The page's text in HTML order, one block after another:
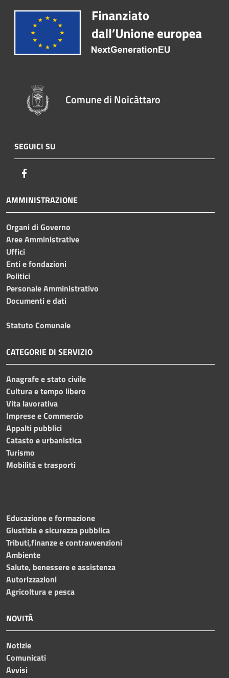
Comune di Noicàttaro
SEGUICI SU
AMMINISTRAZIONE
Organi di Governo
Aree Amministrative
Uffici
Enti e fondazioni
Politici
Personale Amministrativo
Documenti e dati
Statuto Comunale
CATEGORIE DI SERVIZIO
Anagrafe e stato civile
Cultura e tempo libero
Vita lavorativa
Imprese e Commercio
Appalti pubblici
Catasto e urbanistica
Turismo
Mobilità e trasporti
Educazione e formazione
Giustizia e sicurezza pubblica
Tributi,finanze e contravvenzioni
Ambiente
Salute, benessere e assistenza
Autorizzazioni
Agricoltura e pesca
NOVITÀ
Notizie
Comunicati
Avvisi